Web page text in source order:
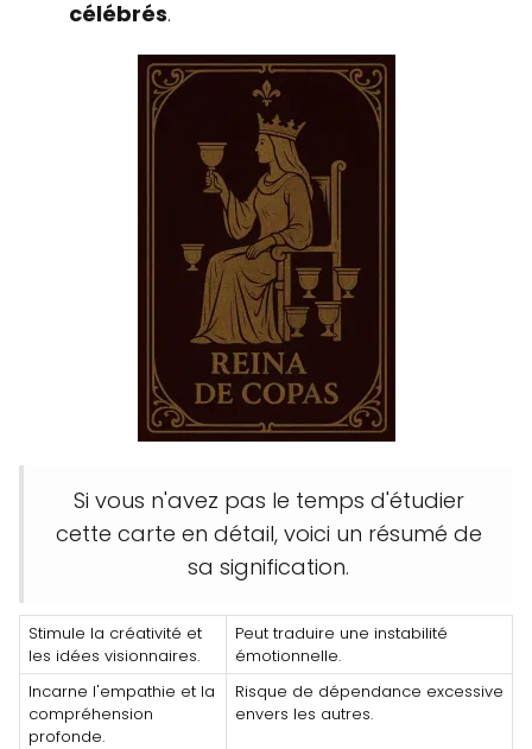
célébrés.
Si vous n'avez pas le temps d'étudier
cette carte en détail, voici un résumé de
sa signification.
Stimule la créativité et
les idées visionnaires.
Peut traduire une instabilité
émotionnelle.
Incarne l'empathie et la
compréhension
profonde.
Risque de dépendance excessive
envers les autres.